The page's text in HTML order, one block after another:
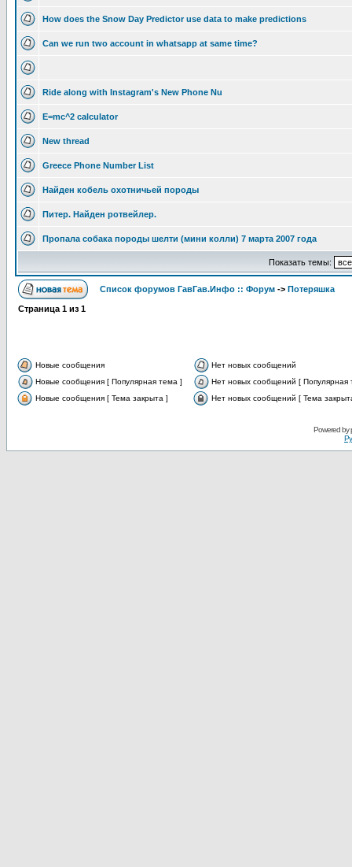
How does the Snow Day Predictor use data to make predictions
Can we run two account in whatsapp at same time?
Ride along with Instagram's New Phone Nu
E=mc^2 calculator
New thread
Greece Phone Number List
Найден кобель охотничьей породы
Питер. Найден ротвейлер.
Пропала собака породы шелти (мини колли) 7 марта 2007 года
Показать темы:
Список форумов ГавГав.Инфо :: Форум -> Потеряшка
Страница 1 из 1
Новые сообщения
Нет новых сообщений
Новые сообщения [ Популярная тема ]
Нет новых сообщений [ Популярная
Новые сообщения [ Тема закрыта ]
Нет новых сообщений [ Тема
Powered by